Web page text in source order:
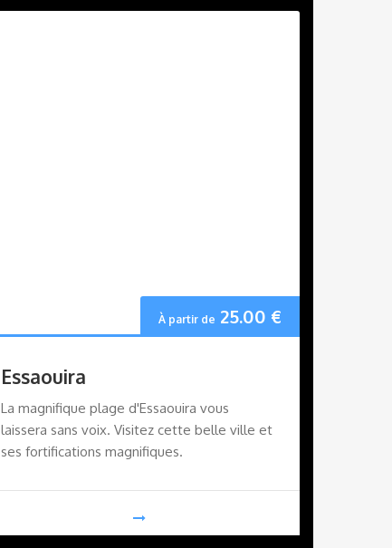
À partir de 25.00 €
Essaouira
La magnifique plage d'Essaouira vous
laissera sans voix. Visitez cette belle ville et
ses fortifications magnifiques.